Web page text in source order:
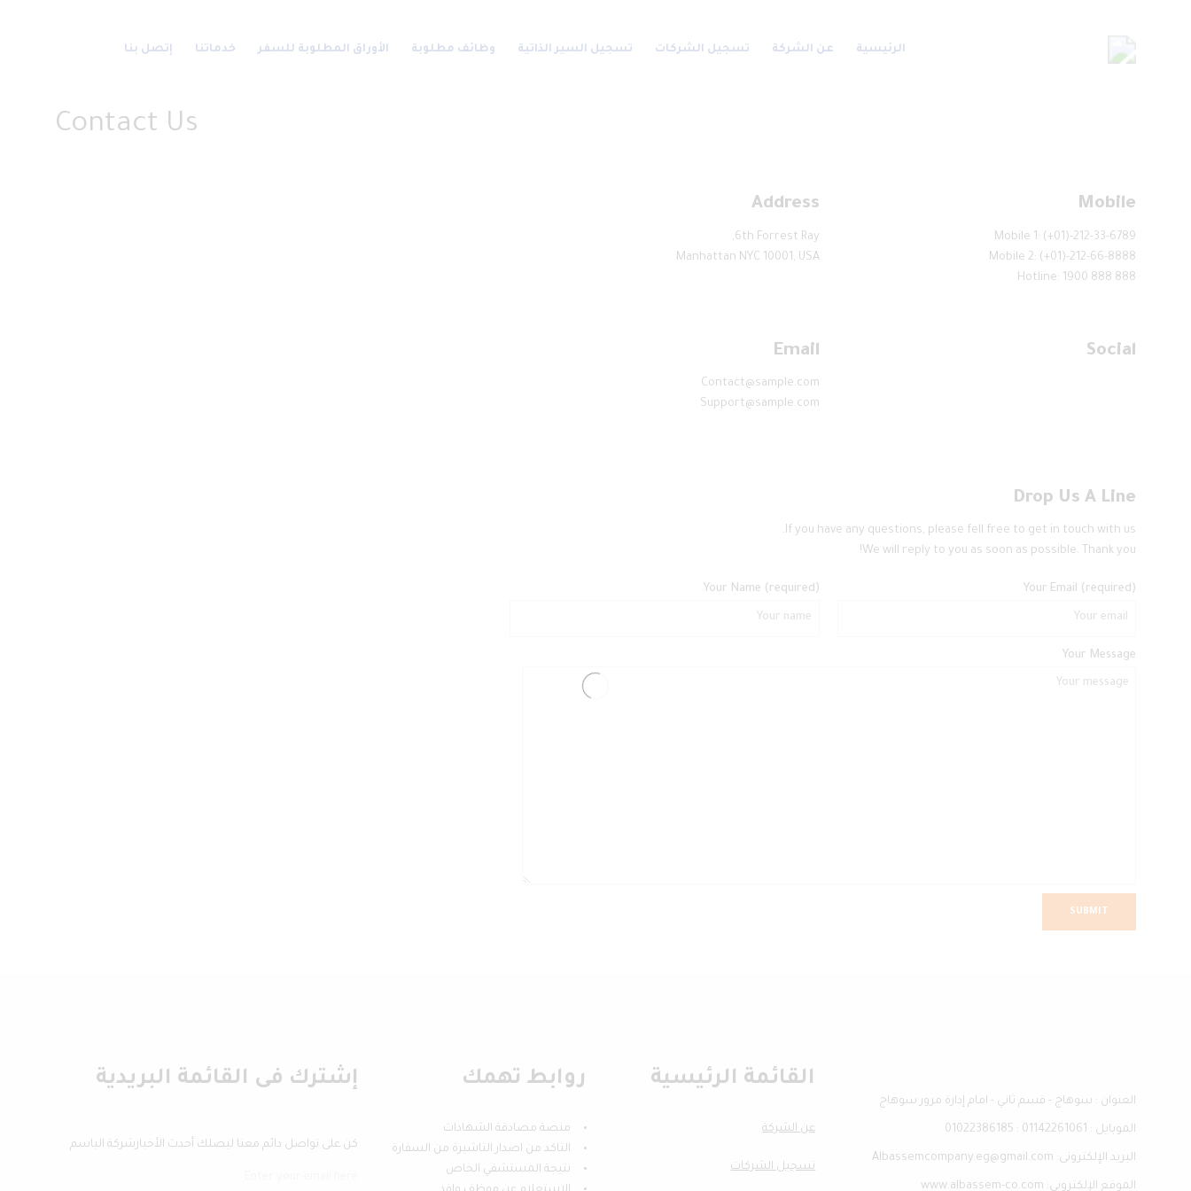
الرئيسية عن الشركة تسجيل الشركات تسجيل السير الذاتية وظائف مطلوبة الأوراق المطلوبة للسفر خدماتنا إتصل بنا
Contact Us
Address
6th Forrest Ray,
Manhattan NYC 10001, USA
Mobile
Mobile 1: (+01)-212-33-6789
Mobile 2: (+01)-212-66-8888
Hotline: 1900 888 888
Email
Contact@sample.com
Support@sample.com
Social
Drop Us A Line
If you have any questions, please fell free to get in touch with us.
We will reply to you as soon as possible. Thank you!
Your Name (required) Your Email (required)
Your Message
العنوان : سوهاج - قسم ثاني - امام إدارة مرور سوهاج
الموبايل : 01142261061 : 01022386185
البريد الإلكترونى: Albassemcompany.eg@gmail.com
الموقع الإلكترونى: www.albassem-co.com
القائمة الرئيسية
عن الشركة
تسجيل الشركات
روابط تهمك
منصة مصادقة الشهادات
التاكد من اصدار التاشيرة من السفارة
نتيجة المستشفي الخاص
إشترك فى القائمة البريدية
كن على تواصل دائم معنا ليصلك أحدث الأخبارشركة الباسم